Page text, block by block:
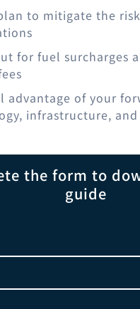
to mitigate the
for fuel surcharges
advantage of your
infrastructure,
the form to
guide